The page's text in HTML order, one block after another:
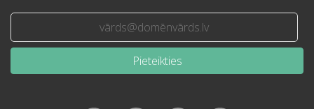
Pieteikties